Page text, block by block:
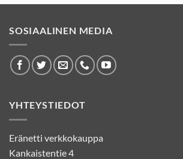
SOSIAALINEN MEDIA
YHTEYSTIEDOT
Eränetti verkkokauppa
Kankaistentie 4